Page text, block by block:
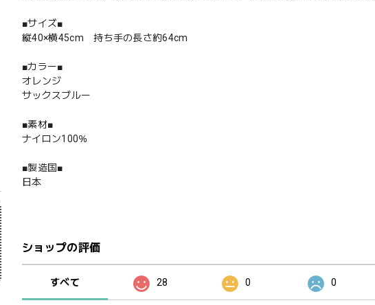
■サイズ■
縦40×横45cm 持ち手の長さ約64cm
■カラー■
オレンジ
サックスブルー
■素材■
ナイロン100％
■製造国■
日本
ショップの評価
すべて 28 0 0